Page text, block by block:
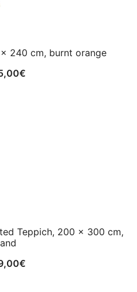
240 cm, burnt orange
€
Teppich, 200 x 300 cm,
€